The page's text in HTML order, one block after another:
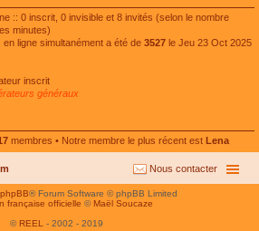
:: 0 inscrit, 0 invisible et 8 invités (selon le nombre
minutes)
en ligne simultanément a été de 3527 le Jeu 23 Oct 2025
inscrit
généraux
membres • Notre membre le plus récent est Lena
Nous contacter
phpBB® Forum Software © phpBB Limited
française officielle © Maël Soucaze
© REEL - 2002 - 2019